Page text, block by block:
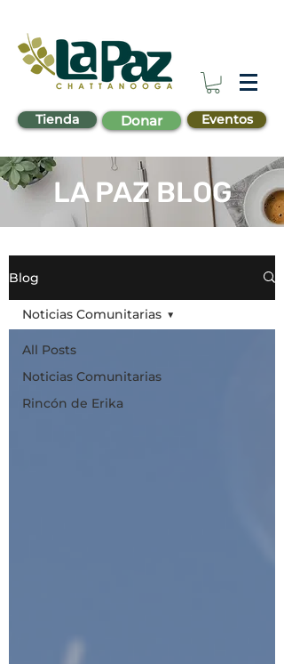
Tienda Donar Eventos
LA PAZ BLOG
Blog
All Posts
Noticias Comunitarias
Rincón de Erika
Noticias Comunitarias